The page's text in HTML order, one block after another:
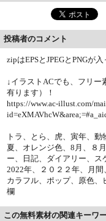
投稿者のコメント
zipはEPSとJPEGとPNGが入
↓イラストACでも、フリー
有ります）！
https://www.ac-illust.com/
トラ、とら、虎、寅年、動
夏、オレンジ色、8月、８
ー、日記、ダイアリー、ス
2022年、２０２２年、月間
カラフル、ポップ、原色
欄
この無料素材の関連キーワ